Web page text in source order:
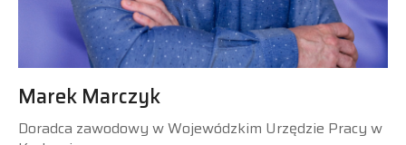
Marek Marczyk
Doradca zawodowy w Wojewódzkim Urzędzie Pracy w